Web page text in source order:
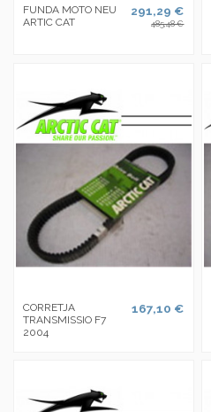
FUNDA MOTO NEU
ARTIC CAT
291,29 €
485,48 €
CORRETJA
TRANSMISSIO F7
2004
167,10 €